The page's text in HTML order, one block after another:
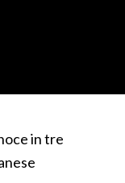
in tre